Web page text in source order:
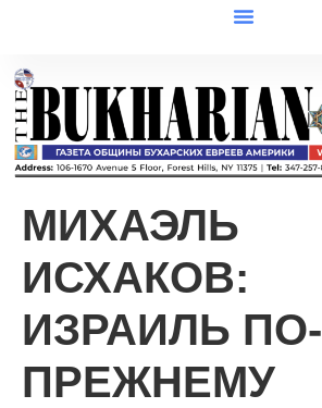
МИХАЭЛЬ
ИСХАКОВ:
ИЗРАИЛЬ ПО-
ПРЕЖНЕМУ